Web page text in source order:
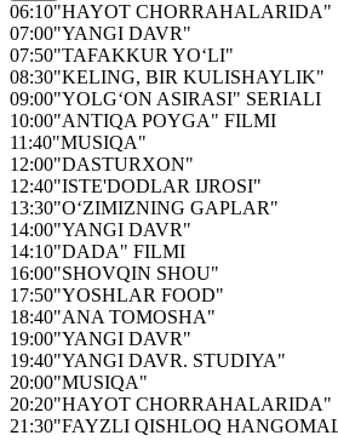
06:10"HAYOT CHORRAHALARIDA"
07:00"YANGI DAVR"
07:50"TAFAKKUR YO‘LI"
08:30"KELING, BIR KULISHAYLIK"
09:00"YOLG‘ON ASIRASI" SERIALI
10:00"ANTIQA POYGA" FILMI
11:40"MUSIQA"
12:00"DASTURXON"
12:40"ISTE'DODLAR IJROSI"
13:30"O‘ZIMIZNING GAPLAR"
14:00"YANGI DAVR"
14:10"DADA" FILMI
16:00"SHOVQIN SHOU"
17:50"YOSHLAR FOOD"
18:40"ANA TOMOSHA"
19:00"YANGI DAVR"
19:40"YANGI DAVR. STUDIYA"
20:00"MUSIQA"
20:20"HAYOT CHORRAHALARIDA"
21:30"FAYZLI QISHLOQ